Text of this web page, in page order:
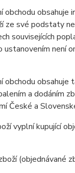
obsahuje
ze své podstaty
souvisejících
není
obsahuje
a dodáním
České a
vyplní kupující
(objednávané